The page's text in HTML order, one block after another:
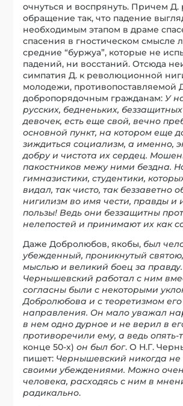
очнуться и воспрянуть. Причем Д.
обращение так, что падение
необходимым этапом в драме
спасения в гностическом смысле
средние “буржуа”, которые не
падений, ни восстаний. Отсюда
симпатия Д. к революционной
молодежи, противопоставляемой
добропорядочным гражданам:У
русских, бедненьких,
девочек, есть еще свой, вечно
основной пункт, на котором еще
зиждиться социализм, а именно,
добру и чистота их сердец.
пакостников межу ними бездна.
гимназистики, студентики,
видал, так чисто, так беззаветно
нигилизм во имя чести, правды и
пользы! Ведь они беззащитны
нелепостей и принимают их как
Даже Добролюбов, якобы, был
убежденный, проникнутый
мыслью и великий боец за правду.
Чернышевский работал с ним
согласны были с некоторыми
Добролюбова и с теоретизмом его
направления. Он мало уважал
в нем одно дурное и не верил в
противоречили ему, а ведь опять-
конце 50-х)он был бог. О Н.Г.
пишет: Чернышевский никогда
своими убеждениями. Можно
человека, расходясь с ним в
радикально.